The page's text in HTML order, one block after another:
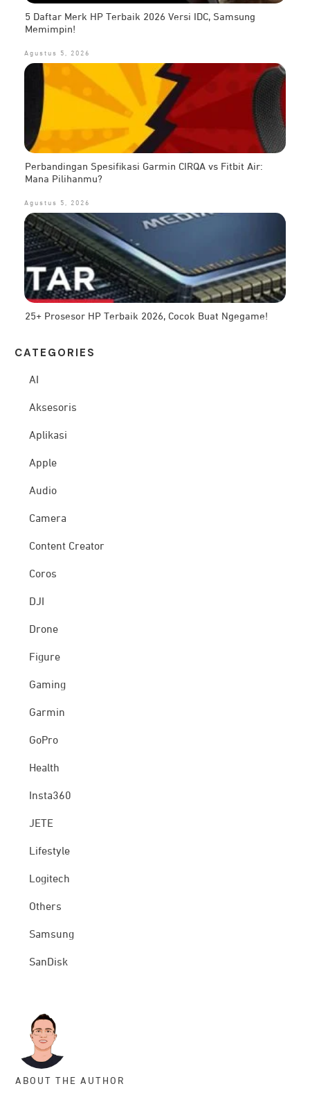
5 Daftar Merk HP Terbaik 2026 Versi IDC, Samsung
Memimpin!
Agustus 5, 2026
Perbandingan Spesifikasi Garmin CIRQA vs Fitbit Air:
Mana Pilihanmu?
Agustus 5, 2026
25+ Prosesor HP Terbaik 2026, Cocok Buat Ngegame!
CATEG ORIES
AI
Aksesoris
Aplikasi
Apple
Audio
Camera
Content Creator
Coros
DJI
Drone
Figure
Gaming
Garmin
GoPro
Health
Insta360
JETE
Lifestyle
Logitech
Others
Samsung
SanDisk
ABOUT THE AUTHOR